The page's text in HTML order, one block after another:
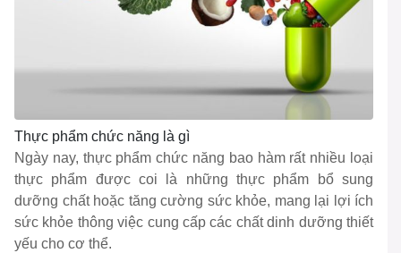
Thực phẩm chức năng là gì
Ngày nay, thực phẩm chức năng bao hàm rất nhiều loại
thực phẩm được coi là những thực phẩm bổ sung
dưỡng chất hoặc tăng cường sức khỏe, mang lại lợi ích
sức khỏe thông việc cung cấp các chất dinh dưỡng thiết
yếu cho cơ thể.